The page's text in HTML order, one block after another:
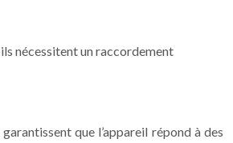
nécessitent un raccordement
que l’appareil répond à des